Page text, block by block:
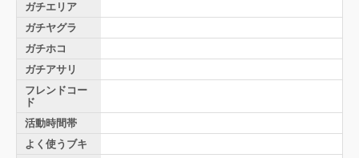
ガチエリア
ガチヤグラ
ガチホコ
ガチアサリ
フレンドコー
ド
活動時間帯
よく使うブキ